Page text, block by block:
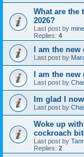
What are the
2026?
Last post by
Replies: 4
I am the new
Last post by
I am the new
Last post by
Im glad I
Last post by
Woke up
cockroach
Last post by
Replies: 2